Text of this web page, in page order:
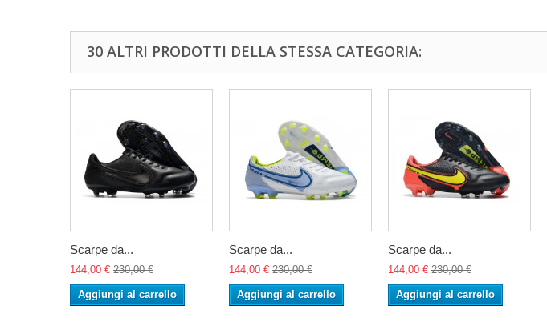
30 ALTRI PRODOTTI DELLA STESSA CATEGORIA:
Scarpe da...
144,00 € 230,00 €
Aggiungi al carrello
Scarpe da...
144,00 € 230,00 €
Aggiungi al carrello
Scarpe da...
144,00 € 230,00 €
Aggiungi al carrello